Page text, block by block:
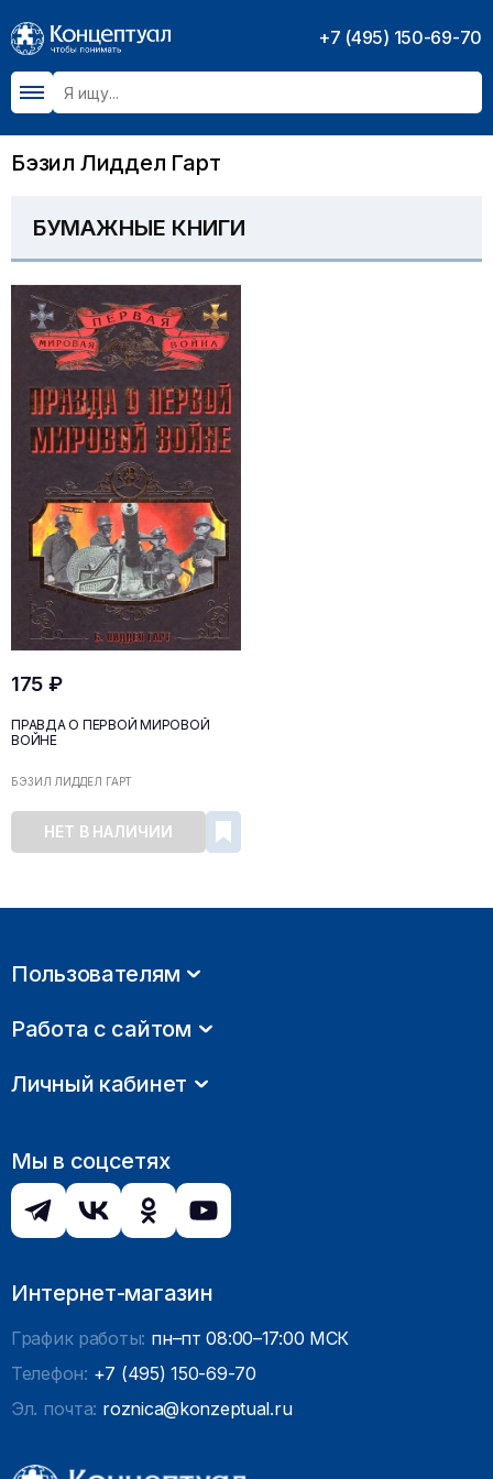
+7 (495) 150-69-70
Бэзил Лиддел Гарт
БУМАЖНЫЕ КНИГИ
175 ₽
ПРАВДА О ПЕРВОЙ МИРОВОЙ
ВОЙНЕ
БЭЗИЛ ЛИДДЕЛ ГАРТ
НЕТ В НАЛИЧИИ
Пользователям
Работа с сайтом
Личный кабинет
Мы в соцсетях
Интернет-магазин
График работы: пн–пт 08:00–17:00 МСК
Телефон: +7 (495) 150-69-70
Эл. почта: roznica@konzeptual.ru